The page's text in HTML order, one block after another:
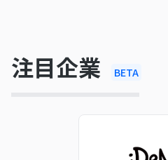
注目企業 BETA